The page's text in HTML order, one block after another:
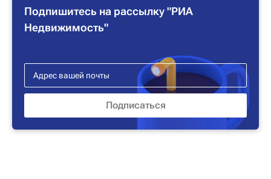
Подпишитесь на рассылку "РИА
Недвижимость"